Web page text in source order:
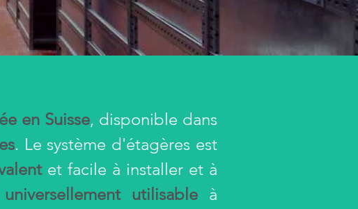
en Suisse, disponible dans
. Le système d'étagères est
et facile à installer et à
universellement utilisableà